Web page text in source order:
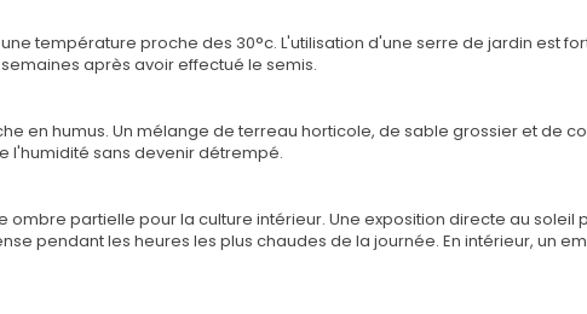
température proche des 30°c. L'utilisation d'une serre de jardin est
après avoir effectué le semis.
en humus. Un mélange de terreau horticole, de sable grossier et de
l'humidité sans devenir détrempé.
ombre partielle pour la culture intérieur. Une exposition directe au
pendant les heures les plus chaudes de la journée. En intérieur, un